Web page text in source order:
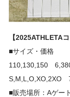
【2025ATHLETA
■サイズ・価格
110,130,150
S,M,L,O,XO,2XO
■販売場所：Aゲー